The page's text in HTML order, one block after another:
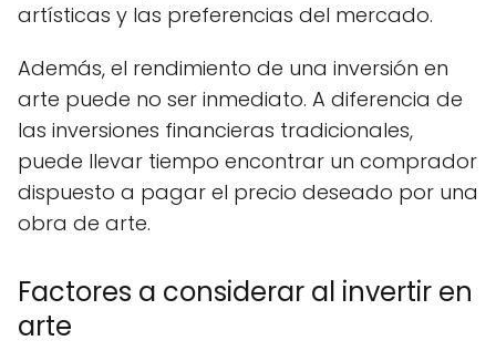
artísticas y las preferencias del mercado.
Además, el rendimiento de una inversión en
arte puede no ser inmediato. A diferencia de
las inversiones financieras tradicionales,
puede llevar tiempo encontrar un comprador
dispuesto a pagar el precio deseado por una
obra de arte.
Factores a considerar al invertir en
arte